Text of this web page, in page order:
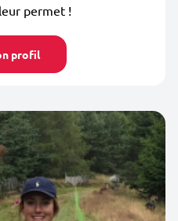
permet !
profil